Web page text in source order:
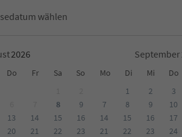
wählen
September
Do Fr Sa So Mo Di Mi Do
8
9
13 14 15
16
20 21 22
23
1 2 3
7
8 9 10
14
15 16 17
21
22 23 24
Verpflegungsart Nachhaltige Unterkunft